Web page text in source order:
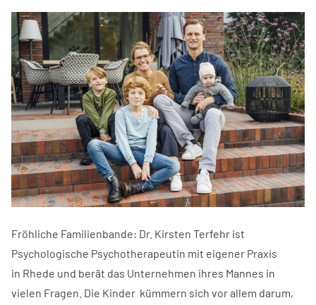
Fröhliche Familienbande: Dr. Kirsten Terfehr ist
Psychologische Psychotherapeutin mit eigener Praxis
in Rhede und berät das Unternehmen ihres Mannes in
vielen Fragen. Die Kinder kümmern sich vor allem darum,